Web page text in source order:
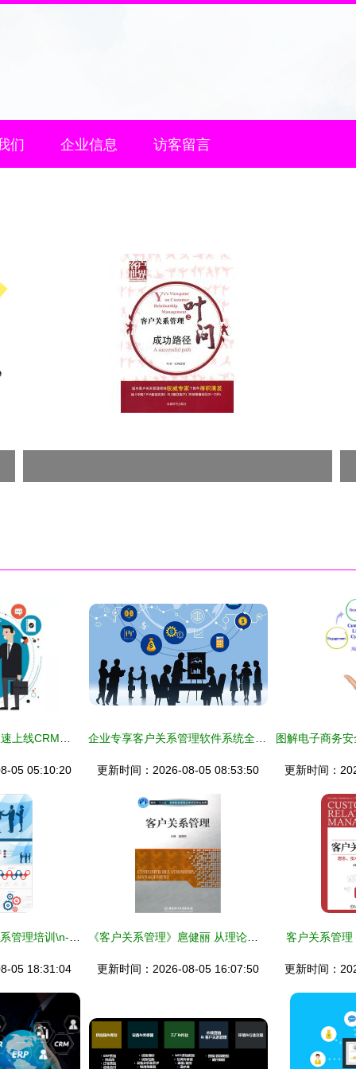
们 企业信息 访客留言
05 05:10:20 更新时间：2026-08-05 08:53:50 更新时间：
05 18:31:04 更新时间：2026-08-05 16:07:50
客户关系管
更新时间：